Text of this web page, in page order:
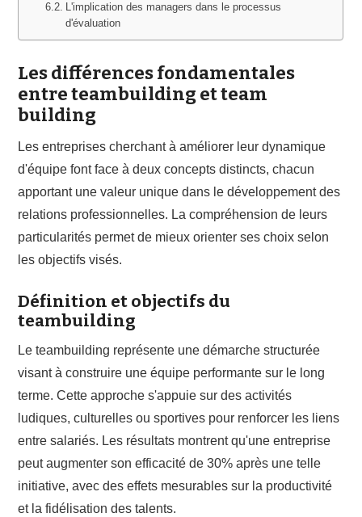
L'implication des managers dans le processus
d'évaluation
Les différences fondamentales
entre teambuilding et team
building
Les entreprises cherchant à améliorer leur dynamique
d'équipe font face à deux concepts distincts, chacun
apportant une valeur unique dans le développement des
relations professionnelles. La compréhension de leurs
particularités permet de mieux orienter ses choix selon
les objectifs visés.
Définition et objectifs du
teambuilding
Le teambuilding représente une démarche structurée
visant à construire une équipe performante sur le long
terme. Cette approche s'appuie sur des activités
ludiques, culturelles ou sportives pour renforcer les liens
entre salariés. Les résultats montrent qu'une entreprise
peut augmenter son efficacité de 30% après une telle
initiative, avec des effets mesurables sur la productivité
et la fidélisation des talents.